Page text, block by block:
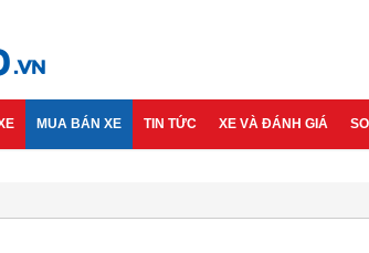
MUA BÁN XE TIN TỨC XE VÀ ĐÁNH GIÁ